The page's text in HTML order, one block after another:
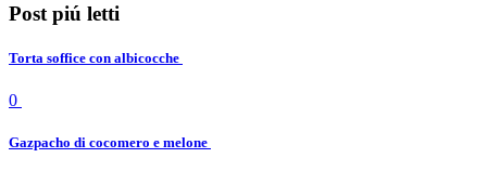
Post piú letti
Torta soffice con albicocche
0
Gazpacho di cocomero e melone